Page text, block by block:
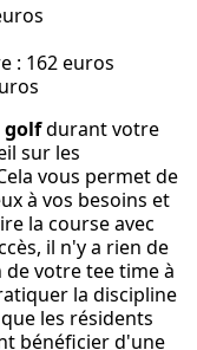
: 162 euros
golfdurant votre
sur les
vous permet de
à vos besoins et
la course avec
il n'y a rien de
votre tee time à
la discipline
les résidents
bénéficier d'une